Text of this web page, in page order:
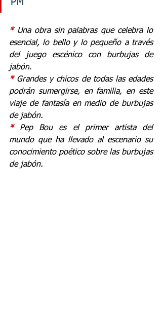
PM
* Una obra sin palabras que celebra lo
esencial, lo bello y lo pequeño a través
del juego escénico con burbujas de
jabón.
* Grandes y chicos de todas las edades
podrán sumergirse, en familia, en este
viaje de fantasía en medio de burbujas
de jabón.
* Pep Bou es el primer artista del
mundo que ha llevado al escenario su
conocimiento poético sobre las burbujas
de jabón.